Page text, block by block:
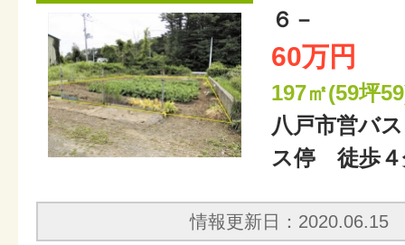
６－
60万円
197㎡(59坪
八戸市営バ
ス停 徒歩４
情報更新日：2020.06.15